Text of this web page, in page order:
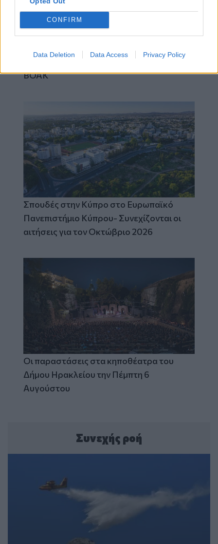
CONFIRM
Data Deletion Data Access Privacy Policy
κατασκευή της σήραγγας σύνδεσης με τον
ΒΟΑΚ
Σπουδές στην Κύπρο στο Ευρωπαϊκό
Πανεπιστήμιο Κύπρου- Συνεχίζονται οι
αιτήσεις για τον Οκτώβριο 2026
Οι παραστάσεις στα κηποθέατρα του
Δήμου Ηρακλείου την Πέμπτη 6
Αυγούστου
Συνεχής ροή